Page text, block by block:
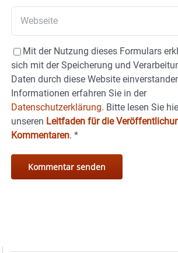
Mit der Nutzung dieses Formulars
sich mit der Speicherung und
Daten durch diese Website
Informationen erfahren Sie in der
Datenschutzerklärung. Bitte lesen Sie
unseren Leitfaden für die
Kommentaren. *